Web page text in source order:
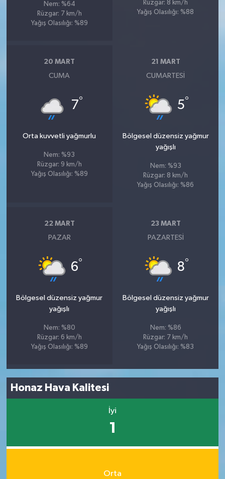
Nem: %64
Rüzgar: 7 km/h
Yağış Olasılığı: %89
Rüzgar: 8 km/h
Yağış Olasılığı: %88
20 MART
CUMA
7°
Orta kuvvetli yağmurlu
Nem: %93
Rüzgar: 9 km/h
Yağış Olasılığı: %89
21 MART
CUMARTESI
5°
Bölgesel düzensiz yağmur
yağışlı
Nem: %93
Rüzgar: 8 km/h
Yağış Olasılığı: %86
22 MART
PAZAR
6°
Bölgesel düzensiz yağmur
yağışlı
Nem: %80
Rüzgar: 6 km/h
Yağış Olasılığı: %89
23 MART
PAZARTESI
8°
Bölgesel düzensiz yağmur
yağışlı
Nem: %86
Rüzgar: 7 km/h
Yağış Olasılığı: %83
Honaz Hava Kalitesi
İyi
1
Orta